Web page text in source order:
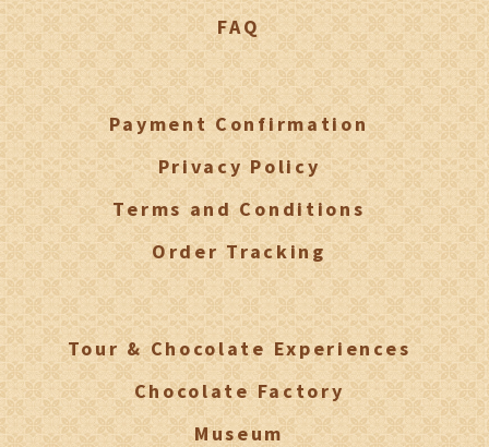
FAQ
Payment Confirmation
Privacy Policy
Terms and Conditions
Order Tracking
Tour & Chocolate Experiences
Chocolate Factory
Museum